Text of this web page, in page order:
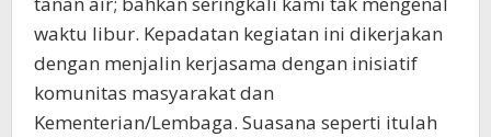
waktu libur. Kepadatan kegiatan ini dikerjakan
dengan menjalin kerjasama dengan inisiatif
komunitas masyarakat dan
Kementerian/Lembaga. Suasana seperti itulah